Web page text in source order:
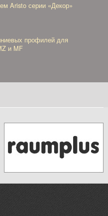
Aristo серии «Декор»
профилей для
и MF